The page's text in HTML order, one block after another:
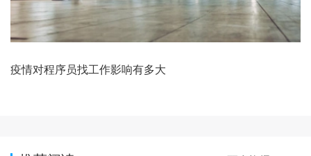
疫情对程序员找工作影响有多大